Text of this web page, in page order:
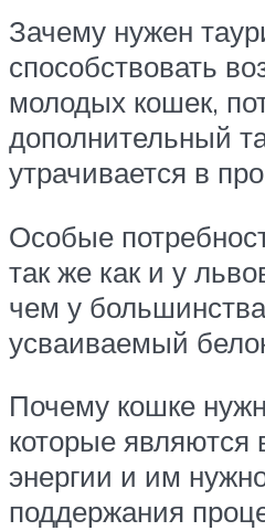
Зачему нужен
способствовать
молодых кошек,
дополнительный
утрачивается в
Особые
так же как и у
чем у
усваиваемый
Почему кошке
которые являются
энергии и им
поддержания